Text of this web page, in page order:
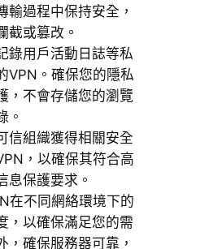
輸過程中保持安全，
截或篡改。
錄用戶活動日誌等私
VPN。確保您的隱私
，不會存儲您的瀏覽
。
信組織獲得相關安全
，以確保其符合高
息保護要求。
在不同網絡環境下的
，以確保滿足您的需
，確保服務器可靠，